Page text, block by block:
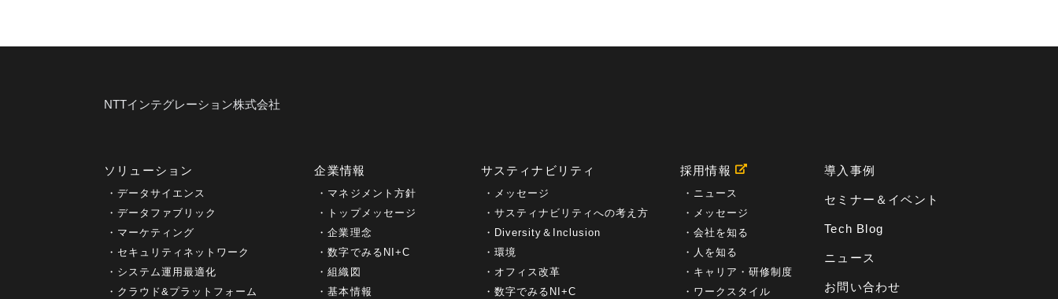
NTTインテグレーション株式会社
ソリューション
データサイエンス
データファブリック
マーケティング
セキュリティネットワーク
システム運用最適化
クラウド&プラットフォーム
企業情報
マネジメント方針
トップメッセージ
企業理念
数字でみるNI+C
組織図
基本情報
サスティナビリティ
メッセージ
サスティナビリティへの考え方
Diversity＆Inclusion
環境
オフィス改革
数字でみるNI+C
採用情報
ニュース
メッセージ
会社を知る
人を知る
キャリア・研修制度
ワークスタイル
導入事例
セミナー＆イベント
Tech Blog
ニュース
お問い合わせ